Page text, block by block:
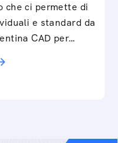
che ci permette di
e standard da
CAD per…